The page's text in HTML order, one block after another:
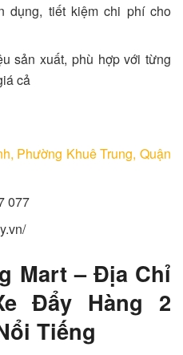
dụng, tiết kiệm chi phí cho
sản xuất, phù hợp với từng
cả
Phường Khuê Trung, Quận
077
Mart – Địa Chỉ
Đẩy Hàng 2
Tiếng